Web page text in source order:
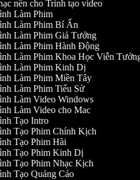
nền cho Trình tạo video
Làm Phim
Làm Phim Bí Ẩn
Làm Phim Giả Tưởng
Làm Phim Hành Động
Làm Phim Khoa Học Viễn Tưởng
Làm Phim Kinh Dị
Làm Phim Miền Tây
Làm Phim Tiểu Sử
Làm Video Windows
Làm Video cho Mac
Tạo Intro
Tạo Phim Chính Kịch
Tạo Phim Hài
Tạo Phim Kinh Dị
Tạo Phim Nhạc Kịch
Tạo Quảng Cáo